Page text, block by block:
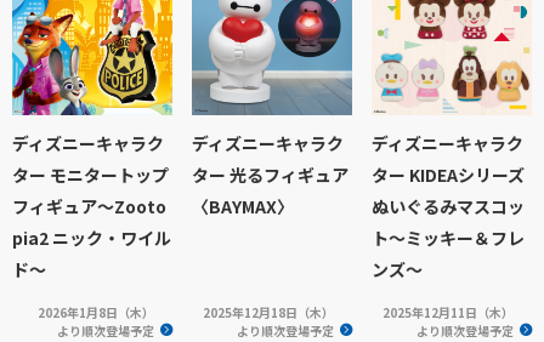
ディズニーキャラク
ター モニタートップ
フィギュア～Zooto
pia2 ニック・ワイル
ド～
2026年1月8日（木）
より順次登場予定
ディズニーキャラク
ター 光るフィギュア
〈BAYMAX〉
2025年12月18日（木）
より順次登場予定
ディズニーキャラク
ター KIDEAシリーズ
ぬいぐるみマスコッ
ト～ミッキー＆フレ
ンズ～
2025年12月11日（木）
より順次登場予定